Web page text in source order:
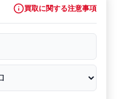
買取に関する注意事項